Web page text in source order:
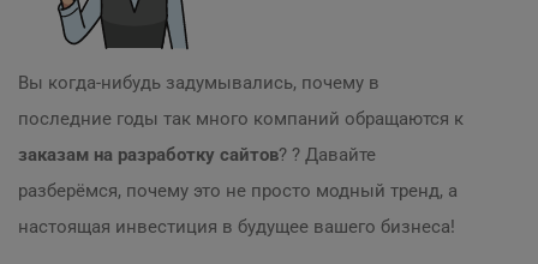
Вы когда-нибудь задумывались, почему в
последние годы так много компаний обращаются к
заказам на разработку сайтов? ? Давайте
разберёмся, почему это не просто модный тренд, а
настоящая инвестиция в будущее вашего бизнеса!